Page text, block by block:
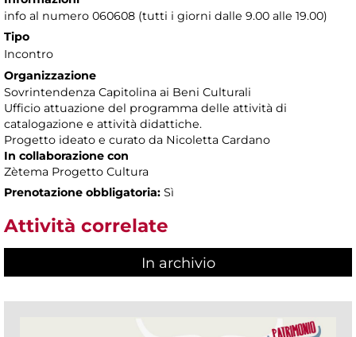
info al numero 060608 (tutti i giorni dalle 9.00 alle 19.00)
Tipo
Incontro
Organizzazione
Sovrintendenza Capitolina ai Beni Culturali
Ufficio attuazione del programma delle attività di
catalogazione e attività didattiche.
Progetto ideato e curato da Nicoletta Cardano
In collaborazione con
Zètema Progetto Cultura
Prenotazione obbligatoria: Sì
Attività correlate
In archivio